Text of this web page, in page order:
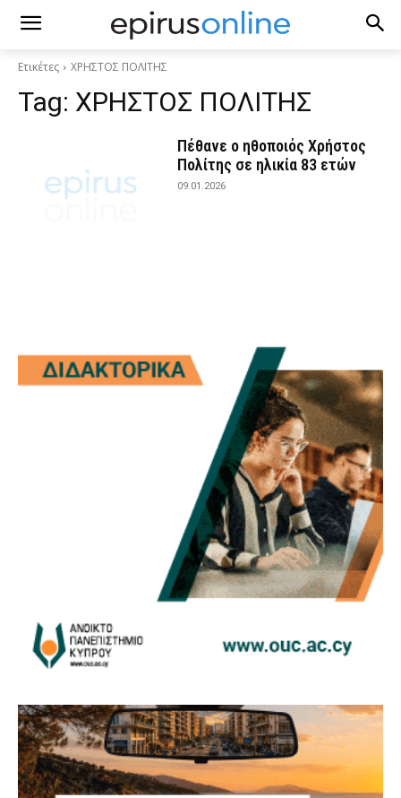
Ετικέτες ΧΡΗΣΤΟΣ ΠΟΛΙΤΗΣ
Tag: ΧΡΗΣΤΟΣ ΠΟΛΙΤΗΣ
Πέθανε ο ηθοποιός Χρήστος
Πολίτης σε ηλικία 83 ετών
09.01.2026